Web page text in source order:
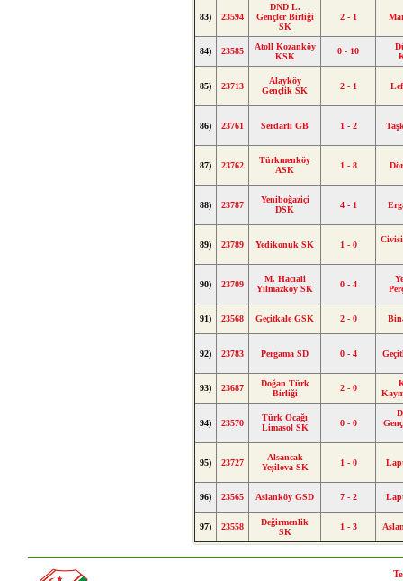
83) 23594
DND L.
Gençler Birliği
SK
2 - 1
84) 23585
Atoll Kozanköy
KSK
0 - 10
85) 23713
Alayköy
Gençlik SK
2 - 1
86) 23761 Serdarlı GB 1 - 2
87) 23762
Türkmenköy
ASK
1 - 8
88) 23787
Yeniboğaziçi
DSK
4 - 1
89) 23789 Yedikonuk SK 1 - 0
90) 23709
M. Hacıali
Yılmazköy SK
0 - 4
91) 23568 Geçitkale GSK 2 - 0
92) 23783 Pergama SD 0 - 4
93) 23687
Doğan Türk
Birliği
2 - 0
94) 23570
Türk Ocağı
Limasol SK
0 - 0
95) 23727
Alsancak
Yeşilova SK
1 - 0
96) 23565 Aslanköy GSD 7 - 2
97) 23558
Değirmenlik
SK
1 - 3